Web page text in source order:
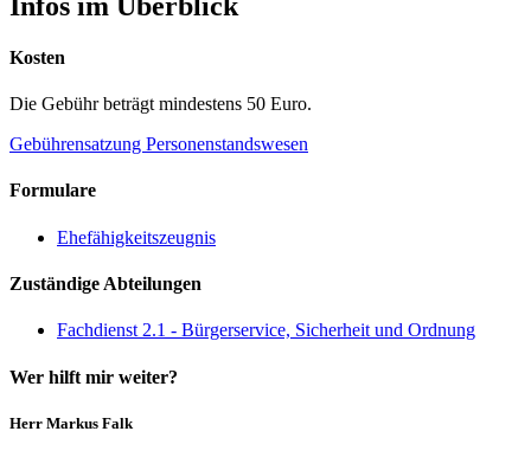
Kosten
Die Gebühr beträgt mindestens 50 Euro.
Gebührensatzung Personenstandswesen
Formulare
Ehefähigkeitszeugnis
Zuständige Abteilungen
Fachdienst 2.1 - Bürgerservice, Sicherheit und Ordnung
Wer hilft mir weiter?
Herr Markus Falk